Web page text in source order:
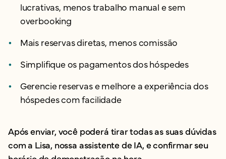
lucrativas, menos trabalho manual e sem
overbooking
Mais reservas diretas, menos comissão
Simplifique os pagamentos dos hóspedes
Gerencie reservas e melhore a experiência dos
hóspedes com facilidade
Após enviar, você poderá tirar todas as suas dúvidas
com a Lisa, nossa assistente de IA, e confirmar seu